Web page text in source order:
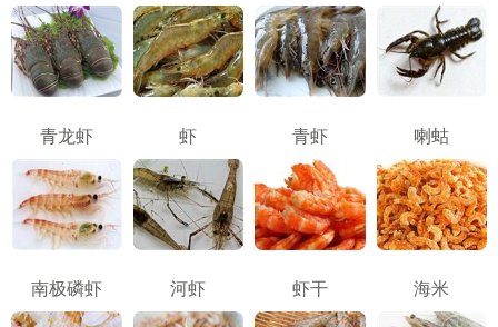
青龙虾 虾 青虾 喇蛄
南极磷虾 河虾 虾干 海米